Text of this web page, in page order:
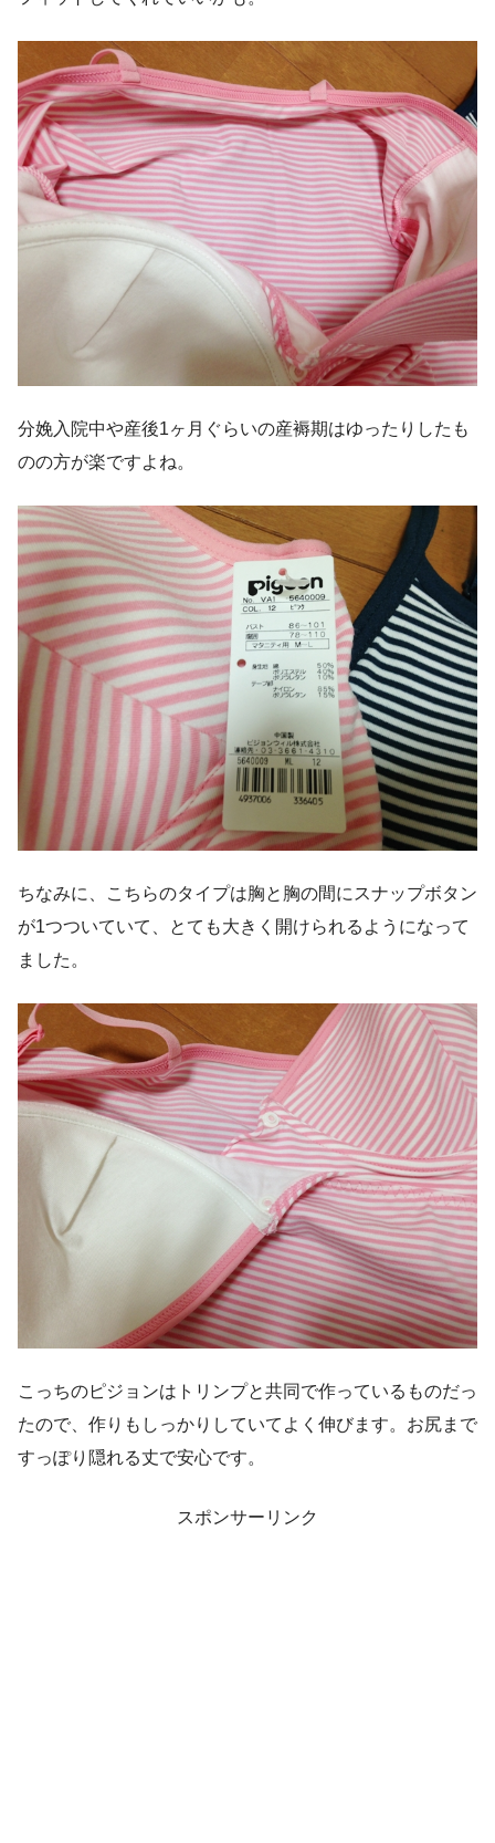
分娩入院中や産後1ヶ月ぐらいの産褥期はゆったりしたも
のの方が楽ですよね。
ちなみに、こちらのタイプは胸と胸の間にスナップボタン
が1つついていて、とても大きく開けられるようになって
ました。
こっちのピジョンはトリンプと共同で作っているものだっ
たので、作りもしっかりしていてよく伸びます。お尻まで
すっぽり隠れる丈で安心です。
スポンサーリンク